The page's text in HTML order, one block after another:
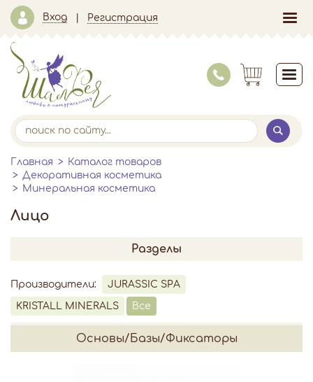
Вход Регистрация
Главная
Каталог товаров
Декоративная косметика
Минеральная косметика
Лицо
Разделы
Производители: JURASSIC SPA
KRISTALL MINERALS Все
Основы/Базы/Фиксаторы